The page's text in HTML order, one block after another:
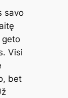
savo
geto
Visi
bet